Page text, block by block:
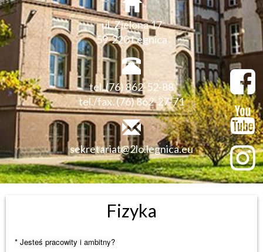
ul. Zielona 17
59-220 Legnica
tel. (76) 862-52-88
tel./fax. (76) 862-27-71
sekretariat@2lo.legnica.eu
Fizyka
* Jesteś pracowity i ambitny?